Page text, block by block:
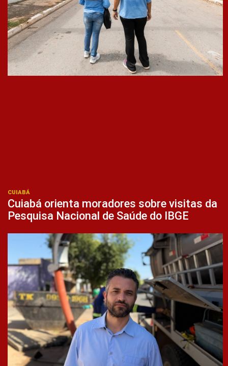
CUIABÁ
Cuiabá orienta moradores sobre visitas da
Pesquisa Nacional de Saúde do IBGE